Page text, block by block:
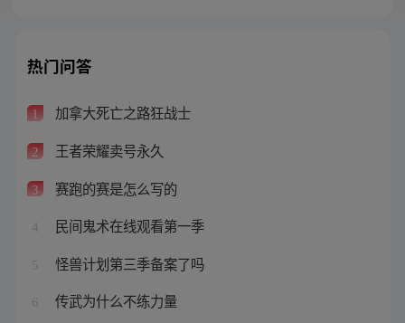
热门问答
1 加拿大死亡之路狂战士
2 王者荣耀卖号永久
3 赛跑的赛是怎么写的
4 民间鬼术在线观看第一季
5 怪兽计划第三季备案了吗
6 传武为什么不练力量